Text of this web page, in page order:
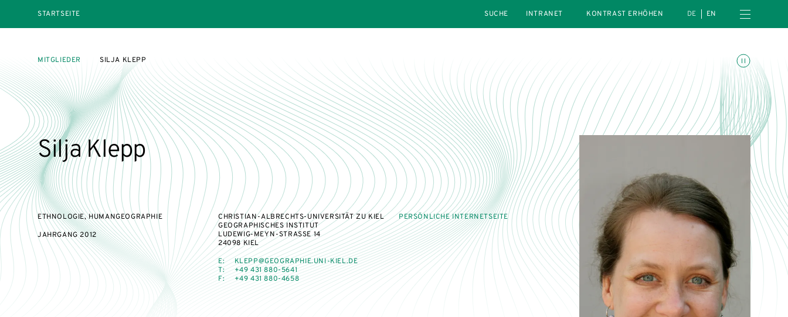
STARTSEITE
INTRANET
KONTRAST ERHÖHEN DE EN Menü öffnen
Animationen umschalten
MITGLIEDER SILJA KLEPP
Silja Klepp
ETHNOLOGIE, HUMANGEOGRAPHIE
JAHRGANG 2012
CHRISTIAN-ALBRECHTS-UNIVERSITÄT ZU KIEL
GEOGRAPHISCHES INSTITUT
LUDEWIG-MEYN-STRASSE 14
24098 KIEL
E:
KLEPP@GEOGRAPHIE.UNI-KIEL.DE
T:
+49 431 880-5641
F:
+49 431 880-4658
PERSÖNLICHE INTERNETSEITE